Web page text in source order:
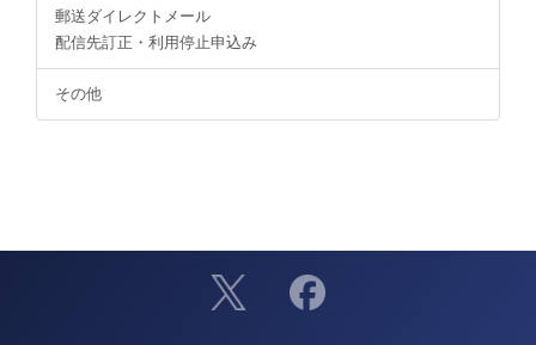
郵送ダイレクトメール
配信先訂正・利用停止申込み
その他